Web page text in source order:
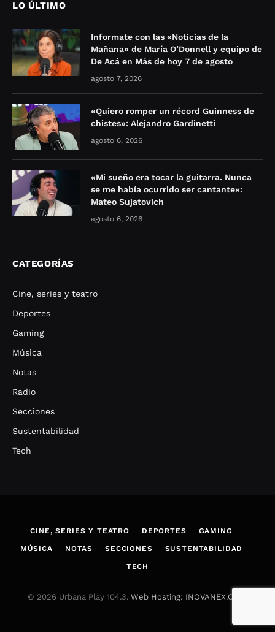
LO ÚLTIMO
Informate con las «Noticias de la
Mañana» de María O’Donnell y equipo de
De Acá en Más de hoy 7 de agosto
agosto 7, 2026
«Quiero romper un récord Guinness de
chistes»: Alejandro Gardinetti
agosto 6, 2026
«Mi sueño era tocar la guitarra. Nunca
se me había ocurrido ser cantante»:
Mateo Sujatovich
agosto 6, 2026
CATEGORÍAS
Cine, series y teatro
Deportes
Gaming
Música
Notas
Radio
Secciones
Sustentabilidad
Tech
CINE, SERIES Y TEATRO DEPORTES GAMING
MÚSICA NOTAS SECCIONES SUSTENTABILIDAD
TECH
© 2026 Urbana Play 104.3. Web Hosting: INOVANEX.COM